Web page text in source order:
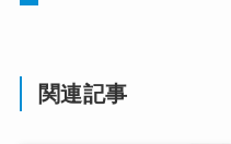
関連記事